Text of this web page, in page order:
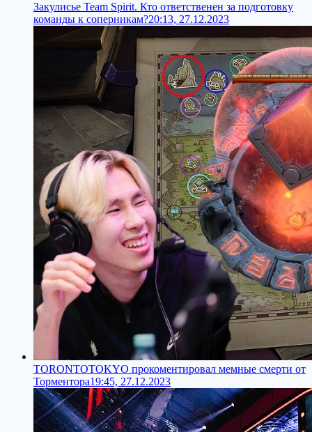
Закулисье Team Spirit. Кто ответственен за подготовку
команды к соперникам?20:13, 27.12.2023
TORONTOTOKYO прокоментировал мемные смерти от
Торментора19:45, 27.12.2023